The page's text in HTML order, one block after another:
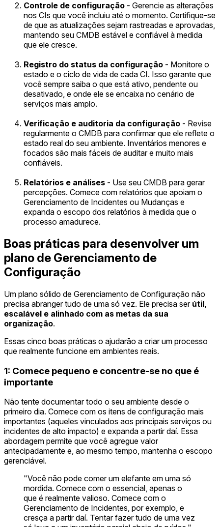
Controle de configuração - Gerencie as alterações
nos CIs que você incluiu até o momento. Certifique-se
de que as atualizações sejam rastreadas e aprovadas,
mantendo seu CMDB estável e confiável à medida
que ele cresce.
Registro do status da configuração - Monitore o
estado e o ciclo de vida de cada CI. Isso garante que
você sempre saiba o que está ativo, pendente ou
desativado, e onde ele se encaixa no cenário de
serviços mais amplo.
Verificação e auditoria da configuração - Revise
regularmente o CMDB para confirmar que ele reflete o
estado real do seu ambiente. Inventários menores e
focados são mais fáceis de auditar e muito mais
confiáveis.
Relatórios e análises - Use seu CMDB para gerar
percepções. Comece com relatórios que apoiam o
Gerenciamento de Incidentes ou Mudanças e
expanda o escopo dos relatórios à medida que o
processo amadurece.
Boas práticas para desenvolver um
plano de Gerenciamento de
Configuração
Um plano sólido de Gerenciamento de Configuração não
precisa abranger tudo de uma só vez. Ele precisa ser útil,
escalável e alinhado com as metas da sua
organização.
Essas cinco boas práticas o ajudarão a criar um processo
que realmente funcione em ambientes reais.
1: Comece pequeno e concentre-se no que é
importante
Não tente documentar todo o seu ambiente desde o
primeiro dia. Comece com os itens de configuração mais
importantes (aqueles vinculados aos principais serviços ou
incidentes de alto impacto) e expanda a partir daí. Essa
abordagem permite que você agregue valor
antecipadamente e, ao mesmo tempo, mantenha o escopo
gerenciável.
"Você não pode comer um elefante em uma só
mordida. Comece com o essencial, apenas o
que é realmente valioso. Comece com o
Gerenciamento de Incidentes, por exemplo, e
cresça a partir daí. Tentar fazer tudo de uma vez